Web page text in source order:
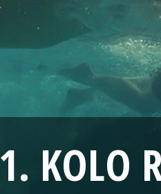
1. KOLO